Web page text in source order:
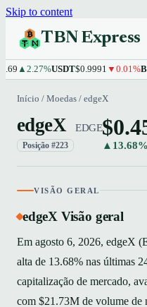
Skip to content
TBN Express
▲2.27%USDT$0.9991▼0.01%
Início / Moedas / edgeX
edgeX EDGE
Posição #223
VISÃO GERAL
edgeX Visão geral
Em agosto 6, 2026, edgeX
alta de 13.68% nas últimas
capitalização de mercado,
com $21.73M de volume de